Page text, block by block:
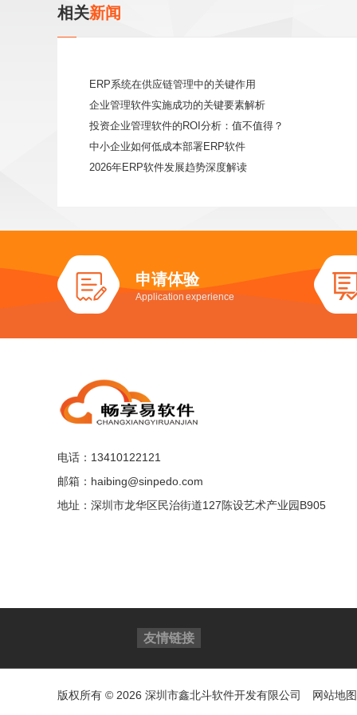
相关新闻
ERP系统在供应链管理中的关键作用
企业管理软件实施成功的关键要素解析
投资企业管理软件的ROI分析：值不值得？
中小企业如何低成本部署ERP软件
2026年ERP软件发展趋势深度解读
申请体验
Application experience
电话：13410122121
邮箱：haibing@sinpedo.com
地址：深圳市龙华区民治街道127陈设艺术产业园B905
友情链接
版权所有 © 2026 深圳市鑫北斗软件开发有限公司 网站地图